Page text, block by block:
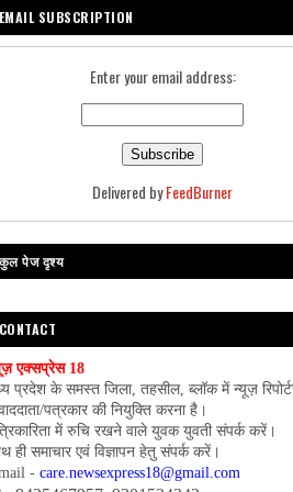
EMAIL SUBSCRIPTION
Enter your email address:
Delivered byFeedBurner
पेज दृश्य
CONTACT
एक्सप्रेस 18
प्रदेश के समस्त जिला, तहसील, ब्लॉक में न्यूज़
पत्रकार की नियुक्ति करना है।
में रुचि रखने वाले युवक युवती संपर्क करें।
ही समाचार एवं विज्ञापन हेतु संपर्क करें।
- care.newsexpress18@gmail.com